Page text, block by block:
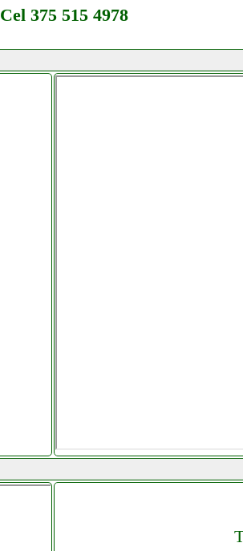
Cel 375 515 4978